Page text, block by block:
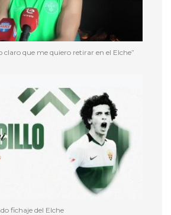
claro que me quiero retirar en el Elche”
fichaje del Elche